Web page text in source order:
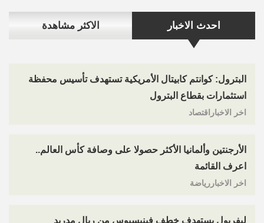
احدث الاخبار الاكثر مشاهدة
البترول: كوانتم كابيتال الأمريكية تستهدف تأسيس محفظة
استثمارات بقطاع البترول
اخر الاخباراقتصاد
الأرجنتين وألمانيا الأكثر حصولا على وصافة كأس العالم..
اعرف القائمة
اخر الاخباررياضة
ليفربول يستهدف خطف فينيسيوس من ريال مدريد